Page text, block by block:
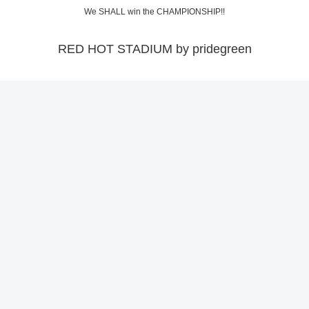
We SHALL win the CHAMPIONSHIP!!
RED HOT STADIUM by pridegreen